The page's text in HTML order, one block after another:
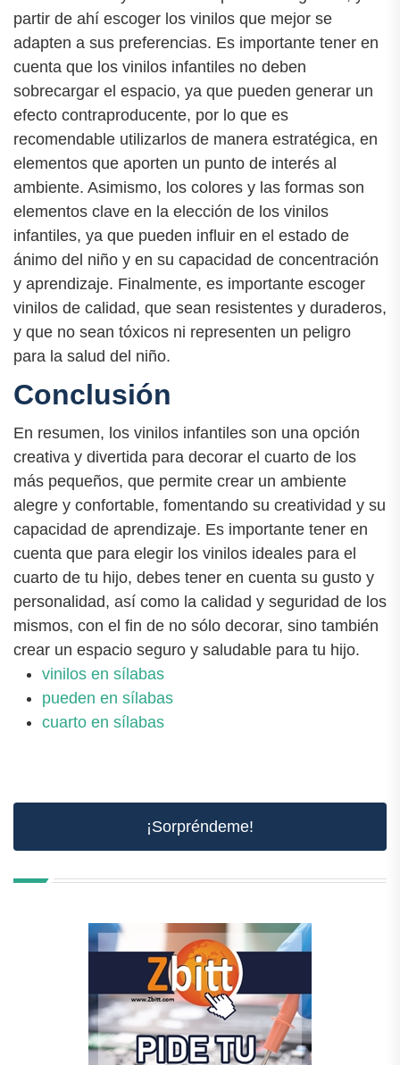
partir de ahí escoger los vinilos que mejor se
adapten a sus preferencias. Es importante tener en
cuenta que los vinilos infantiles no deben
sobrecargar el espacio, ya que pueden generar un
efecto contraproducente, por lo que es
recomendable utilizarlos de manera estratégica, en
elementos que aporten un punto de interés al
ambiente. Asimismo, los colores y las formas son
elementos clave en la elección de los vinilos
infantiles, ya que pueden influir en el estado de
ánimo del niño y en su capacidad de concentración
y aprendizaje. Finalmente, es importante escoger
vinilos de calidad, que sean resistentes y duraderos,
y que no sean tóxicos ni representen un peligro
para la salud del niño.
Conclusión
En resumen, los vinilos infantiles son una opción
creativa y divertida para decorar el cuarto de los
más pequeños, que permite crear un ambiente
alegre y confortable, fomentando su creatividad y su
capacidad de aprendizaje. Es importante tener en
cuenta que para elegir los vinilos ideales para el
cuarto de tu hijo, debes tener en cuenta su gusto y
personalidad, así como la calidad y seguridad de los
mismos, con el fin de no sólo decorar, sino también
crear un espacio seguro y saludable para tu hijo.
vinilos en sílabas
pueden en sílabas
cuarto en sílabas
¡Sorpréndeme!